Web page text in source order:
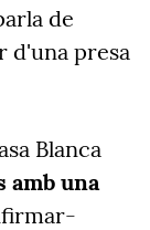
de
d'una presa
Blanca
amb una